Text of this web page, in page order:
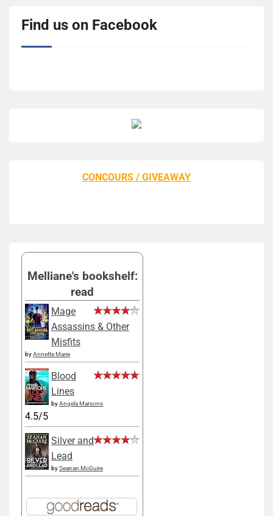
Find us on Facebook
CONCOURS / GIVEAWAY
Melliane's bookshelf:
read
Mage
Assassins & Other
Misfits
byAnnette Marie
Blood
Lines
byAngela Marsons
4.5/5
Silver and
Lead
bySeanan McGuire